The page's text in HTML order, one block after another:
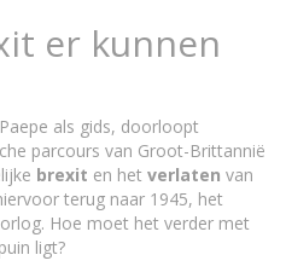
er kunnen
als gids, doorloopt
parcours van Groot-Brittannië
brexit en het verlaten van
terug naar 1945, het
Hoe moet het verder met
ligt?